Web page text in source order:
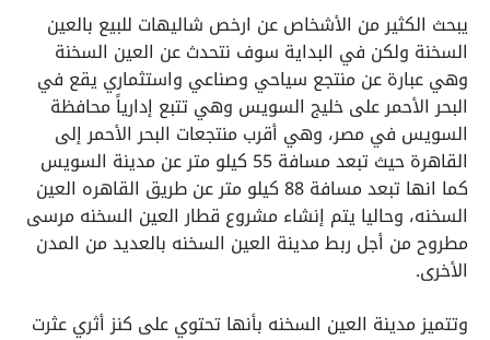
يبحث الكثير من الأشخاص عن ارخص شاليهات للبيع بالعين
السخنة ولكن في البداية سوف نتحدث عن العين السخنة
وهي عبارة عن منتجع سياحي وصناعي واستثماري يقع في
البحر الأحمر على خليج السويس وهي تتبع إدارياً محافظة
السويس في مصر، وهي أقرب منتجعات البحر الأحمر إلى
القاهرة حيث تبعد مسافة 55 كيلو متر عن مدينة السويس
كما انها تبعد مسافة 88 كيلو متر عن طريق القاهره العين
السخنه، وحاليا يتم إنشاء مشروع قطار العين السخنه مرسى
مطروح من أجل ربط مدينة العين السخنه بالعديد من المدن
الأخرى.
وتتميزمدينة العين السخنه بأنها تحتوي على كنز أثري عثرت